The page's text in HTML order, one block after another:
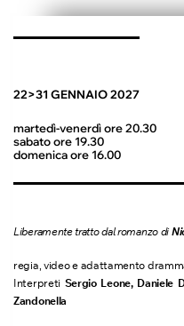
22>31 GENNAIO 2027
martedì-venerdì ore 20.30
sabato ore 19.30
domenica ore 16.00
Liberamente tratto dal romanzo di
regia, video e adattamento
Interpreti Sergio Leone, Daniele
Zandonella